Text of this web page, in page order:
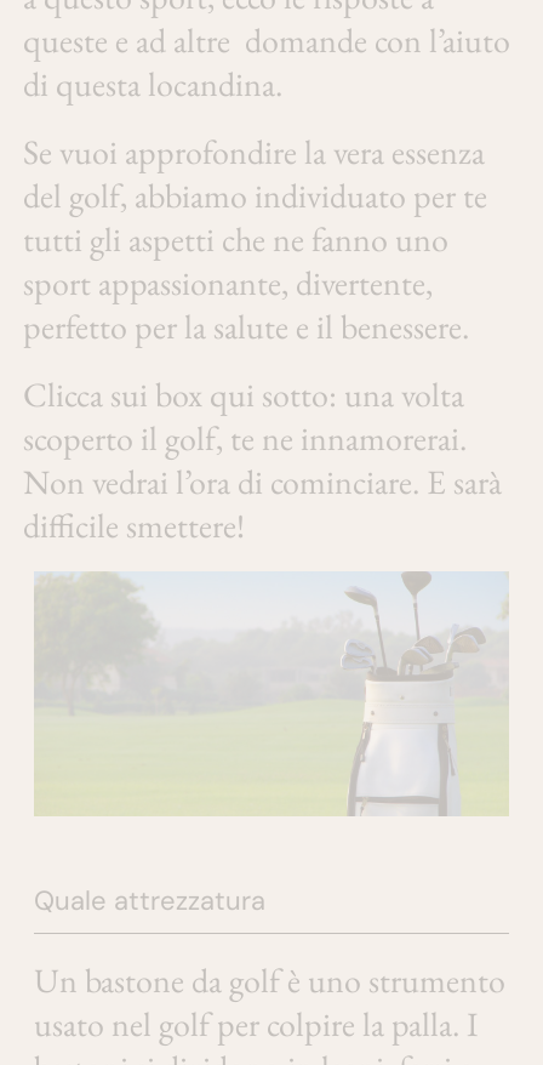
queste e ad altre domande con l’aiuto
di questa locandina.
Se vuoi approfondire la vera essenza
del golf, abbiamo individuato per te
tutti gli aspetti che ne fanno uno
sport appassionante, divertente,
perfetto per la salute e il benessere.
Clicca sui box qui sotto: una volta
scoperto il golf, te ne innamorerai.
Non vedrai l’ora di cominciare. E sarà
difficile smettere!
Quale attrezzatura
Un bastone da golf è uno strumento
usato nel golf per colpire la palla. I